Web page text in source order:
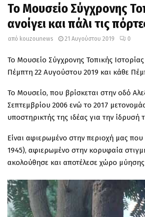
Το Μουσείο Σύγχρονης
ανοίγει και πάλι τις
από kouzounews 21 Αυγούστου 2019 0
Το Μουσείο Σύγχρονης Τοπικής
Πέμπτη 22 Αυγούστου 2019 και κάθε
Το Μουσείο, που βρίσκεται στην οδό
Σεπτεμβρίου 2006 ενώ το 2017
υποστηρικτής της ιδέας για την
Είναι αφιερωμένο στην περιοχή μας
1945), αφιερωμένο στην κορυφαία
ακολούθησε και αποτέλεσε χώρο